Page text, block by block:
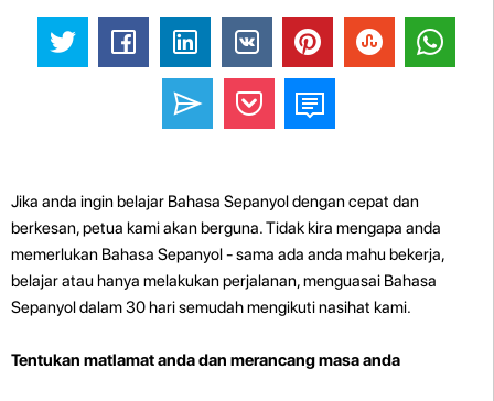
Jika anda ingin belajar Bahasa Sepanyol dengan cepat dan
berkesan, petua kami akan berguna. Tidak kira mengapa anda
memerlukan Bahasa Sepanyol - sama ada anda mahu bekerja,
belajar atau hanya melakukan perjalanan, menguasai Bahasa
Sepanyol dalam 30 hari semudah mengikuti nasihat kami.
Tentukan matlamat anda dan merancang masa anda